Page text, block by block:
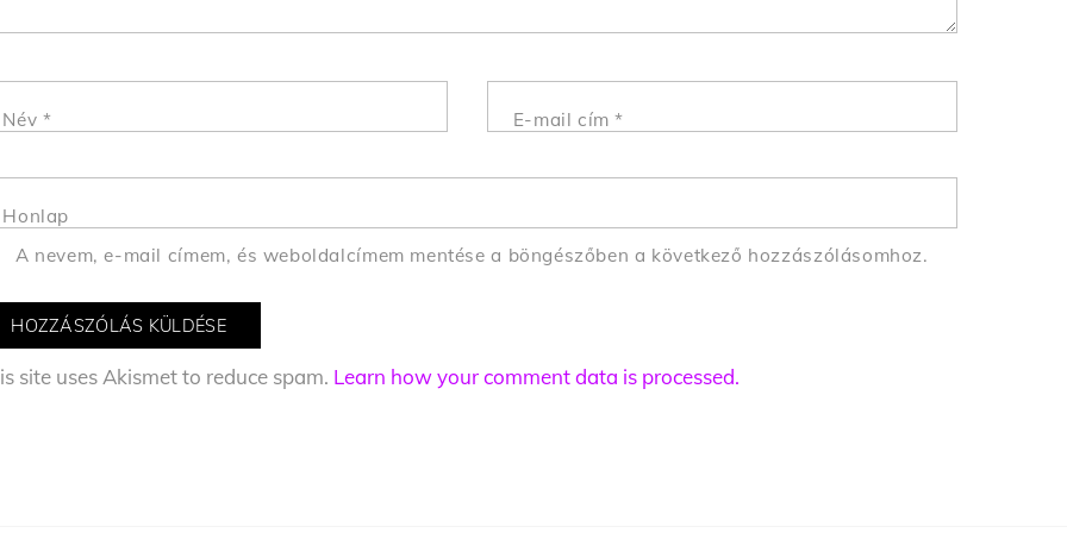
Név * E-mail cím*
Honlap
A nevem, e-mail címem, és weboldalcímem mentése a böngészőben a következő hozzászólásomhoz.
site uses Akismet to reduce spam. Learn how your comment data is processed.